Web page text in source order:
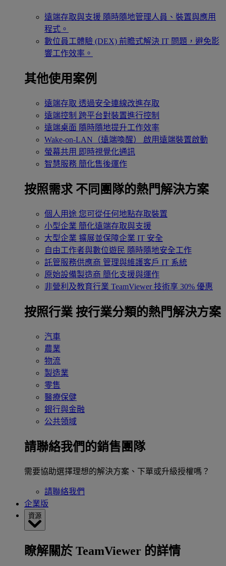
遠端存取與支援 隨時隨地管理人員、裝置與應用
程式。
數位員工體驗 (DEX) 前瞻式解決 IT 問題，避免影
響工作效率。
其他使用案例
遠端存取 透過安全連線改進存取
遠端控制 跨平台對裝置進行控制
遠端桌面 隨時隨地提升工作效率
Wake-on-LAN（遠端喚醒）
啟用遠端裝置啟動
螢幕共用 即時視覺化通訊
智慧服務 簡化售後運作
按照需求 不同團隊的熱門解決方案
個人用途 您可從任何地點存取裝置
小型企業 簡化遠端存取與支援
大型企業 擴展並保障企業 IT 安全
自由工作者與數位遊民 隨時隨地安全工作
託管服務供應商 管理與維護客戶 IT 系統
原始設備製造商 簡化支援與運作
非營利及教育行業 TeamViewer 技術享 30% 優惠
按照行業 按行業分類的熱門解決方案
汽車
農業
物流
製造業
零售
醫療保健
銀行與金融
公共領域
請聯絡我們的銷售團隊
需要協助選擇理想的解決方案、下單或升級授權嗎？
請聯絡我們
企業版
資源
瞭解關於 TeamViewer 的詳情